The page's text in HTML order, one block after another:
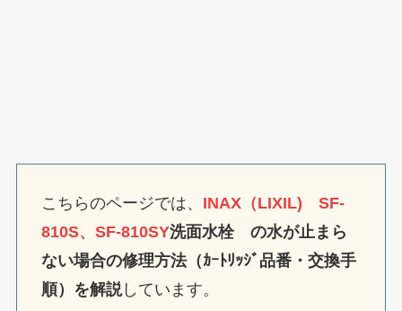
こちらのページでは、 INAX（LIXIL) SF-
810S、SF-810SY洗面水栓 の水が止まら
ない場合の修理方法（ｶｰﾄﾘｯｼﾞ品番・交換手
順）を解説しています。